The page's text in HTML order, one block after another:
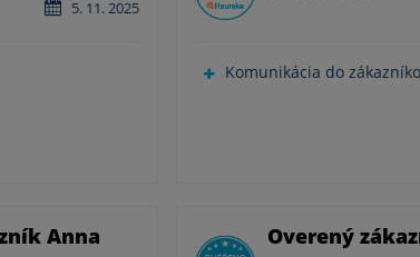
5. 11. 2025
Komunikácia do
Anna Overený